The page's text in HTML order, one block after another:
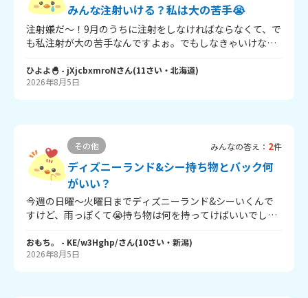
みんな注射いける？私は大の苦手😭
注射嫌だ～！9月のうちに注射をしなければならなくて、で
も私注射が大の苦手なんですよぉ。でもしなきゃいけない
かなきゃいけないからどっちにしろ行くんだから！😡」っ
ておこられましたぁ～😭 でも、6年生で注射怖いとかヤバ
ひよよ🐣 - jXjcbxmroNさん(11さい・ 北海道)
2026年8月5日
その他 みんなの答え： 2件
ディズニーランド&シー持ち物とバック何
がいい？
今週の日曜～火曜日までディズニーランド&シーいくんで
すけど、雨っぽくて😭持ち物は何を持ってけばいいでしょ
いんでしょうか。十歳で荷物多いと疲れるかも、、、二泊
三日です！ 回答お願いします。
おもち。 - KE/w3Hghp/さん(10さい・ 新潟)
2026年8月5日